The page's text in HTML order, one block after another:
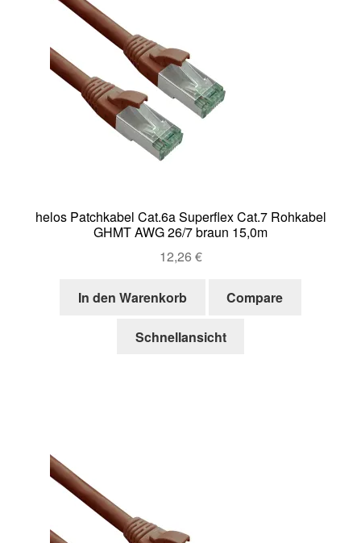
helos Patchkabel Cat.6a Superflex Cat.7 Rohkabel
GHMT AWG 26/7 braun 15,0m
12,26 €
In den Warenkorb Compare
Schnellansicht